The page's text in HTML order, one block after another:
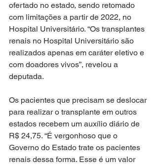
ofertado no estado, sendo retomado
com limitações a partir de 2022, no
Hospital Universitário. “Os transplantes
renais no Hospital Universitário são
realizados apenas em caráter eletivo e
com doadores vivos”, revelou a
deputada.
Os pacientes que precisam se deslocar
para realizar o transplante em outros
estados recebem um auxílio diário de
R$ 24,75. “É vergonhoso que o
Governo do Estado trate os pacientes
renais dessa forma. Esse é um valor